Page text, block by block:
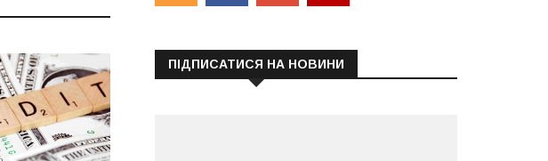
ПІДПИСАТИСЯ НА НОВИНИ